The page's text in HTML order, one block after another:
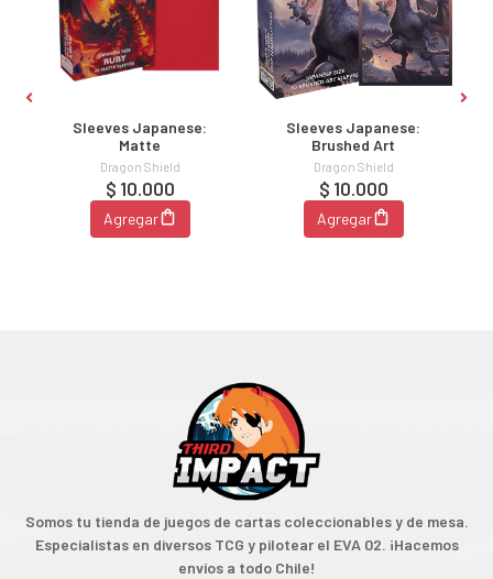
Sleeves Japanese:
Matte
Dragon Shield
$ 10.000
Agregar
Sleeves Japanese:
Brushed Art
Dragon Shield
$ 10.000
Agregar
Somos tu tienda de juegos de cartas coleccionables y de mesa.
Especialistas en diversos TCG y pilotear el EVA 02. ¡Hacemos
envíos a todo Chile!